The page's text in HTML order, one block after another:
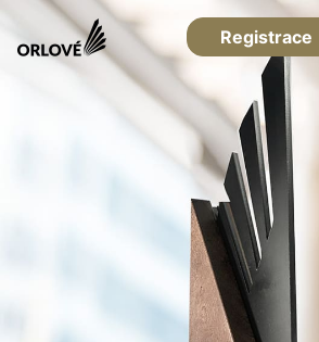
Registrace